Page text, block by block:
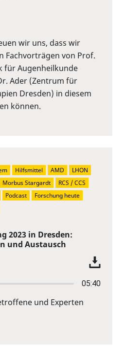
wir uns, dass wir
Fachvorträgen von Prof.
für Augenheilkunde
Ader (Zentrum für
Dresden) in diesem
können.
2023 in Dresden:
und Austausch
05:40
und Experten
Hilfsmittel AMD
LHON
Morbus Stargardt
RCS / CCS
Podcast
Forschung heute